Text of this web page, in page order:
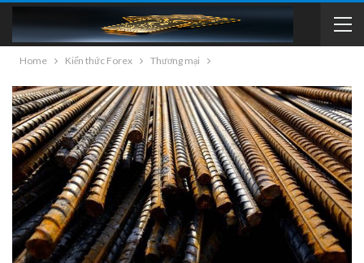
Home Kiến thức Forex Thương mại